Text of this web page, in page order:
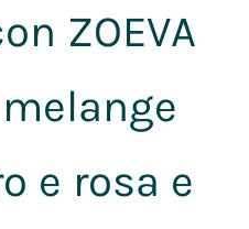
ZOEVA
e rosa e